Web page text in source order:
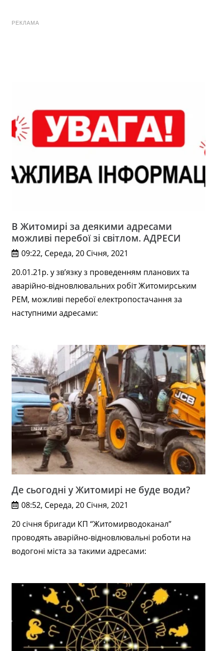
РЕКЛАМА
В Житомирі за деякими адресами
можливі перебої зі світлом. АДРЕСИ
09:22, Середа, 20 Січня, 2021
20.01.21р. у зв’язку з проведенням планових та
аварійно-відновлювальних робіт Житомирським
РЕМ, можливі перебої електропостачання за
наступними адресами:
Де сьогодні у Житомирі не буде води?
08:52, Середа, 20 Січня, 2021
20 січня бригади КП “Житомирводоканал”
проводять аварійно-відновлювальні роботи на
водогоні міста за такими адресами: